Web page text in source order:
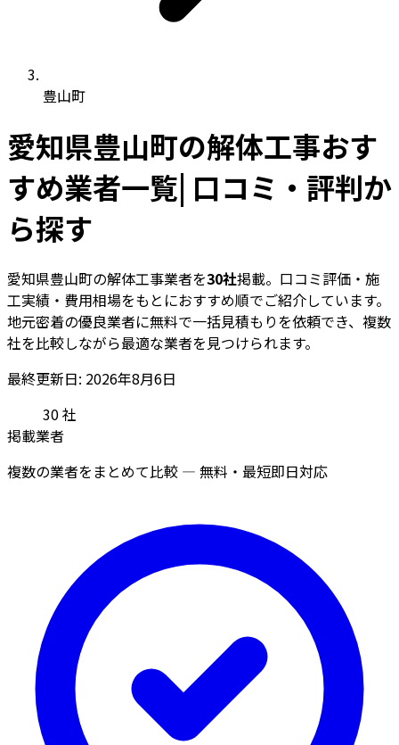
豊山町
愛知県豊山町の解体工事おす
すめ業者一覧| 口コミ・評判か
ら探す
愛知県豊山町の解体工事業者を30社掲載。口コミ評価・施
工実績・費用相場をもとにおすすめ順でご紹介しています。
地元密着の優良業者に無料で一括見積もりを依頼でき、複数
社を比較しながら最適な業者を見つけられます。
最終更新日: 2026年8月6日
30社
掲載業者
複数の業者をまとめて比較 — 無料・最短即日対応